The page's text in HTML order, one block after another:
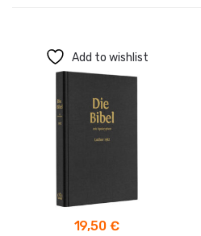
Add to wishlist
19,50 €